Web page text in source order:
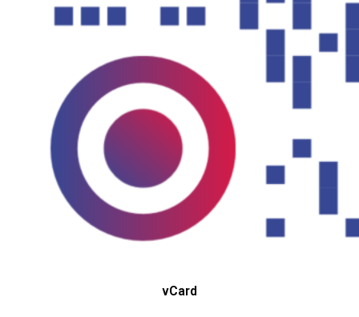
vCard